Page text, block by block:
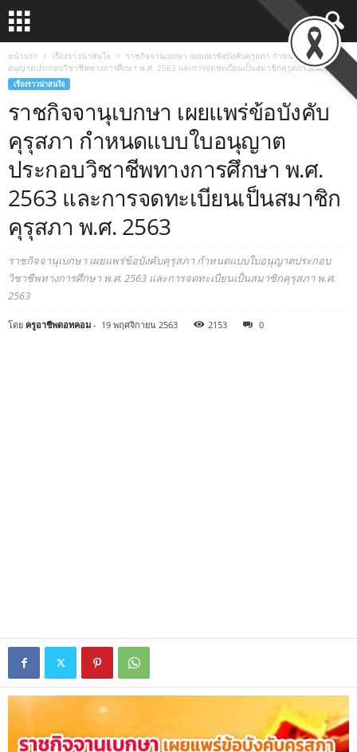
หน้าแรก เรื่องราวน่าสนใจ
ราชกิจจานุเบกษา เผยแพร่ข้อบังคับคุรุสภา กำหนดแบบใบ
อนุญาตประกอบวิชาชีพทางการศึกษา พ.ศ. 2563 และการจดทะเบียนเป็นสมาชิกคุรุสภา พ.ศ. 2563
เรื่องราวน่าสนใจ
ราชกิจจานุเบกษา เผยแพร่ข้อบังคับ
คุรุสภา กำหนดแบบใบอนุญาต
ประกอบวิชาชีพทางการศึกษา พ.ศ.
2563 และการจดทะเบียนเป็นสมาชิก
คุรุสภา พ.ศ. 2563
ราชกิจจานุเบกษา เผยแพร่ข้อบังคับคุรุสภา กำหนดแบบใบอนุญาตประกอบ
วิชาชีพทางการศึกษา พ.ศ. 2563 และการจดทะเบียนเป็นสมาชิกคุรุสภา พ.ศ.
2563
โดย ครูอาชีพดอทคอม - 19 พฤศจิกายน 2563 2153 0